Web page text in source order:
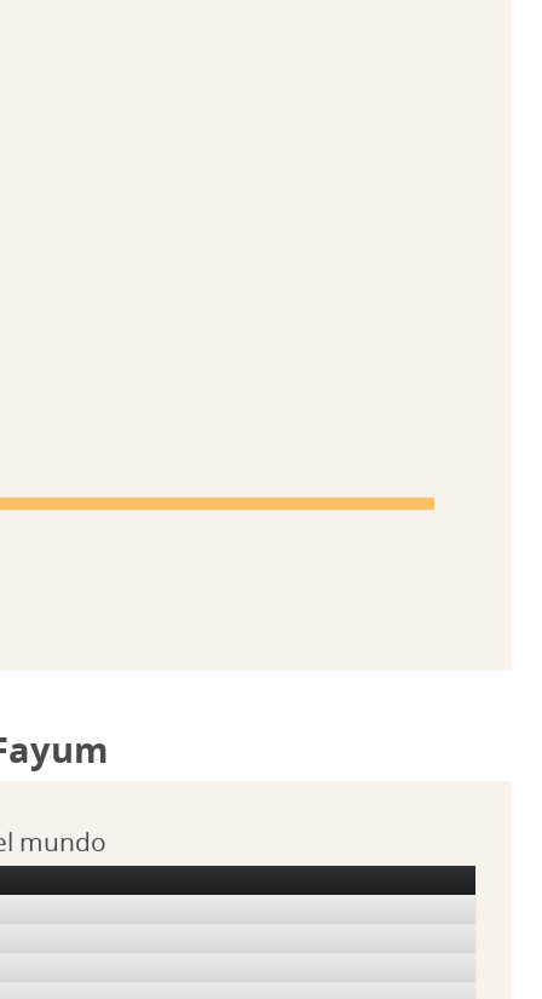
mundo